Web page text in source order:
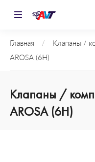
Главная / Клапаны /
AROSA (6H)
Клапаны /
AROSA (6H)